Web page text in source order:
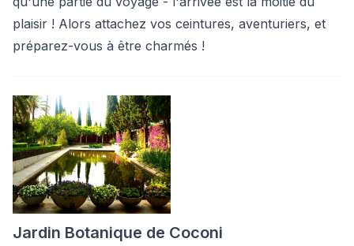
plaisir ! Alors attachez vos ceintures, aventuriers, et
préparez-vous à être charmés !
Jardin Botanique de Coconi